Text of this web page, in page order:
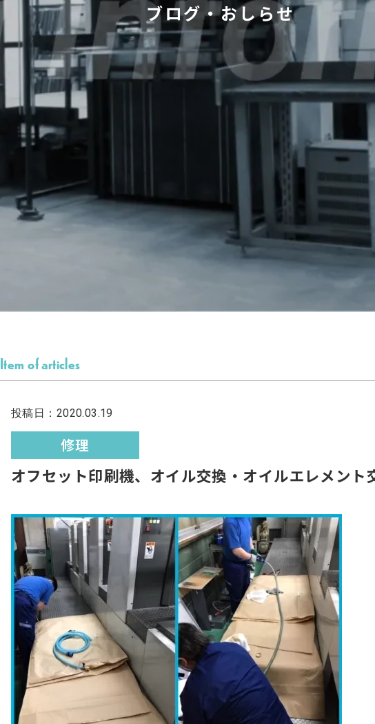
ブログ・おしらせ
Item of articles
投稿日：2020.03.19
修理
オフセット印刷機、オイル交換・オイルエレメント